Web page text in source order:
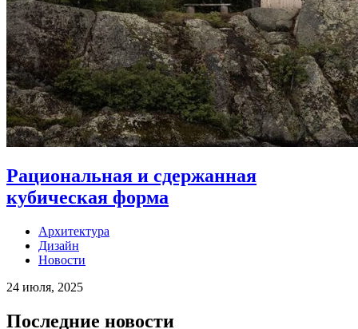
Рациональная и сдержанная
кубическая форма
Архитектура
Дизайн
Новости
24 июля, 2025
Последние новости